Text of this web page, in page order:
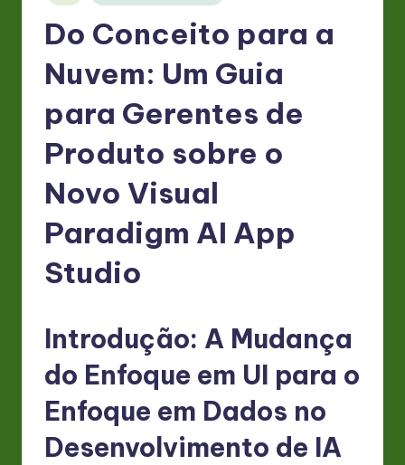
rt
in
Do Conceito para a
Nuvem: Um Guia
para Gerentes de
Produto sobre o
Novo Visual
Paradigm AI App
Studio
Introdução: A Mudança
do Enfoque em UI para o
Enfoque em Dados no
Desenvolvimento de IA